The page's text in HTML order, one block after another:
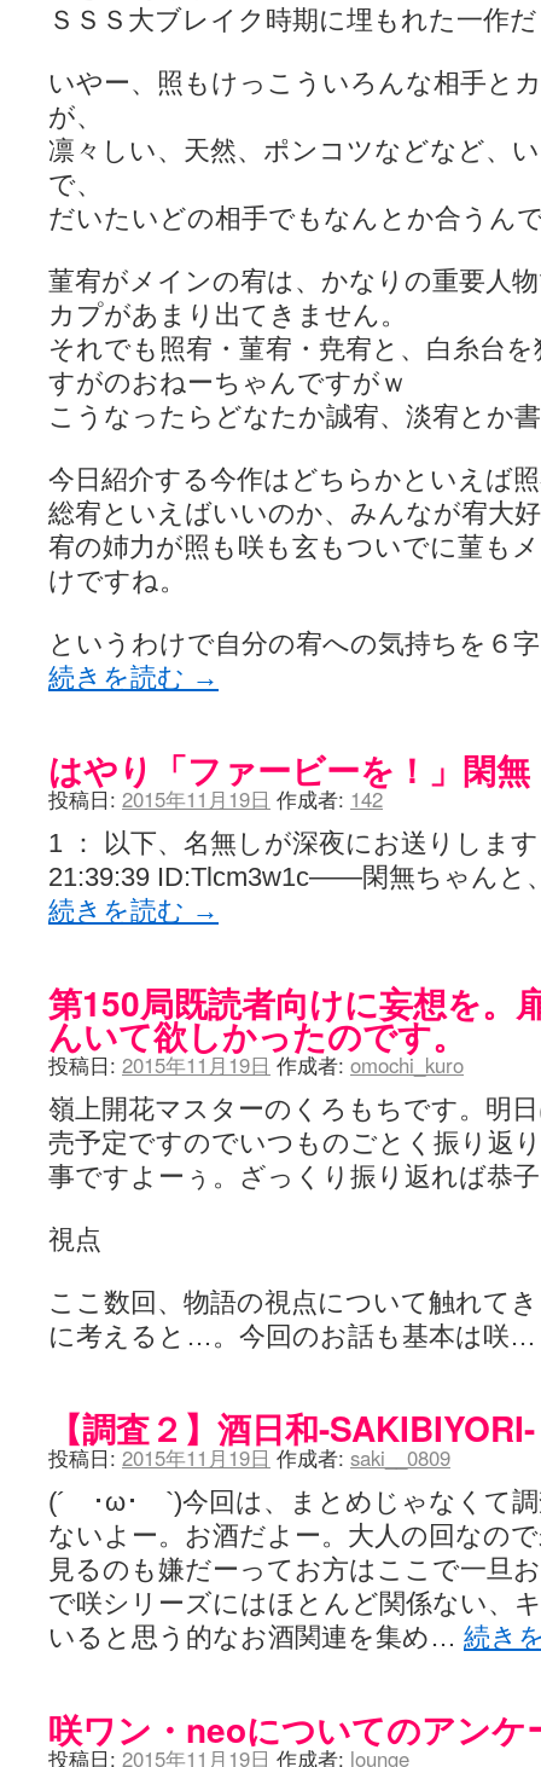
ＳＳＳ大ブレイク時期に埋もれた一作
いやー、照もけっこういろんな相手と
が、
凛々しい、天然、ポンコツなどなど、
で、
だいたいどの相手でもなんとか合うん
菫宥がメインの宥は、かなりの重要人
カプがあまり出てきません。
それでも照宥・菫宥・尭宥と、白糸台
すがのおねーちゃんですがｗ
こうなったらどなたか誠宥、淡宥とか
今日紹介する今作はどちらかといえば
総宥といえばいいのか、みんなが宥大
宥の姉力が照も咲も玄もついでに菫も
けですね。
というわけで自分の宥への気持ちを６
続きを読む →
はやり「ファービーを！」閑
投稿日: 2015年11月19日 作成者: 142
1 ： 以下、名無しが深夜にお送りしま
21:39:39 ID:Tlcm3w1c――閑無ちゃんと
続きを読む →
第150局既読者向けに妄想を。
んいて欲しかったのです。
投稿日: 2015年11月19日 作成者: omochi_kuro
嶺上開花マスターのくろもちです。明
売予定ですのでいつものごとく振り返
事ですよーぅ。ざっくり振り返れば恭
視点
ここ数回、物語の視点について触れて
に考えると…。今回のお話も基本は咲
【調査２】酒日和-
投稿日: 2015年11月19日 作成者: saki__0809
(´ ･ω･ `)今回は、まとめじゃなくて調
ないよー。お酒だよー。大人の回なの
見るのも嫌だーってお方はここで一旦
で咲シリーズにはほとんど関係ない、
いると思う的なお酒関連を集め… 続き
咲ワン・neoについてのアンケ
投稿日: 2015年11月19日 作成者: lounge_